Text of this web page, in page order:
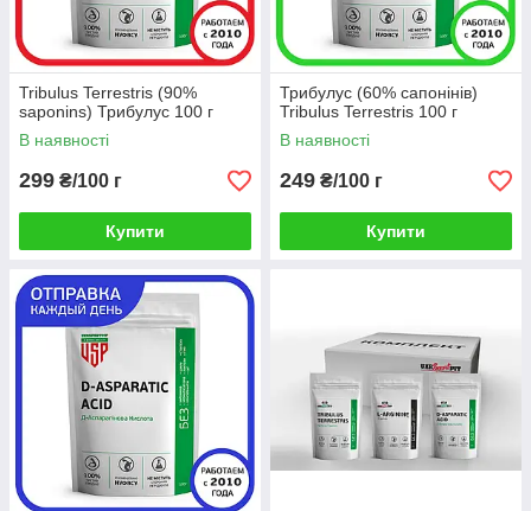
Tribulus Terrestris (90%
saponins) Трибулус 100 г
В наявності
299 ₴/100 г
Купити
Трибулус (60% сапонінів)
Tribulus Terrestris 100 г
В наявності
249 ₴/100 г
Купити